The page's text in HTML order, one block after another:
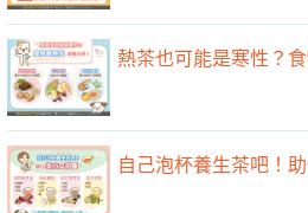
熱茶也可能是寒性？
自己泡杯養生茶吧！